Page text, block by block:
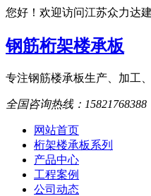
您好！欢迎访问江苏众力达
钢筋桁架楼承板
专注钢筋楼承板生产、加工
全国咨询热线： 15821768388
网站首页
桁架楼承板系列
产品中心
工程案例
公司动态